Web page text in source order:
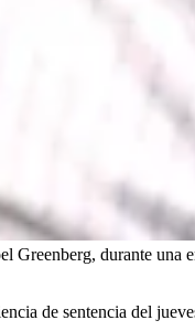
Greenberg, durante
de sentencia del